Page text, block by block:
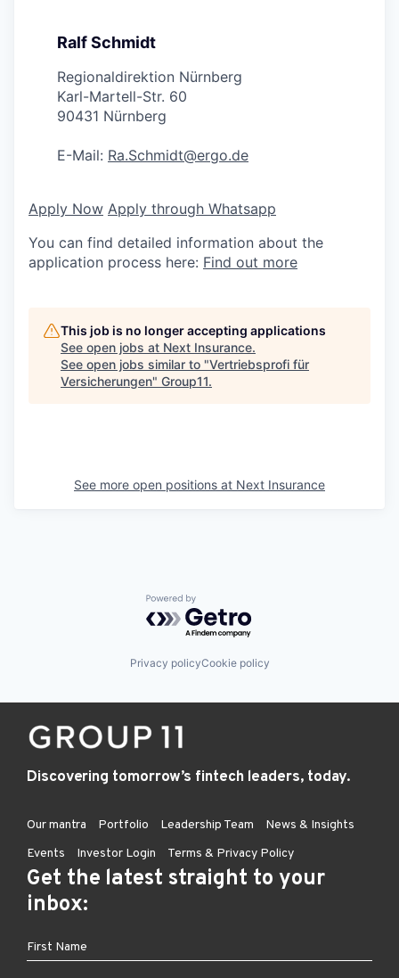
Ralf Schmidt
Regionaldirektion Nürnberg
Karl-Martell-Str. 60
90431 Nürnberg
E-Mail: Ra.Schmidt@ergo.de
Apply Now Apply through Whatsapp
You can find detailed information about the
application process here: Find out more
This job is no longer accepting applications
See open jobs at Next Insurance.
See open jobs similar to "Vertriebsprofi für
Versicherungen" Group11.
See more open positions at Next Insurance
Powered by Getro.com
Privacy policyCookie policy
Discovering tomorrow’s fintech leaders, today.
Our mantra Portfolio Leadership Team
News & Insights
Events
Investor Login Terms & Privacy Policy
Get the latest straight to your
inbox: